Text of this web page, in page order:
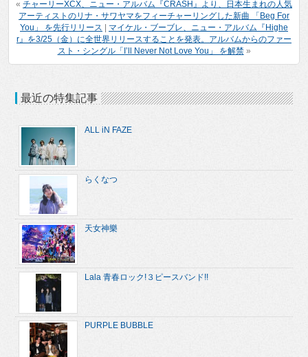
« チャーリーXCX、ニュー・アルバム『CRASH』より、日本生まれの人気
アーティストのリナ・サワヤマをフィーチャーリングした新曲 「Beg For
You」 を先行リリース
マイケル・ブーブレ、ニュー・アルバム『Highe
r』を3/25（金）に全世界リリースすることを発表。アルバムからのファー
スト・シングル「I’ll Never Not Love You」 を解禁»
最近の特集記事
ALL iN FAZE
らくなつ
天女神樂
Lala 青春ロック!３ピースバンド!!
PURPLE BUBBLE